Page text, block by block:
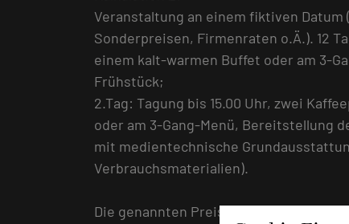
Veranstaltung an einem fiktiven
Sonderpreisen, Firmenraten o.Ä.). 12
einem kalt-warmen Buffet oder am 3-
Frühstück;
2.Tag: Tagung bis 15.00 Uhr, zwei
oder am 3-Gang-Menü, Bereitstellung
mit medientechnische
Verbrauchsmaterialien).
Die genannten Preise beinhalten die